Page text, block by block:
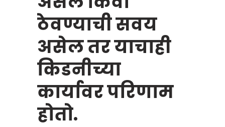
ठेवण्याची सवय
असेल तर याचाही
किडनीच्या
कार्यावर परिणाम
होतो.